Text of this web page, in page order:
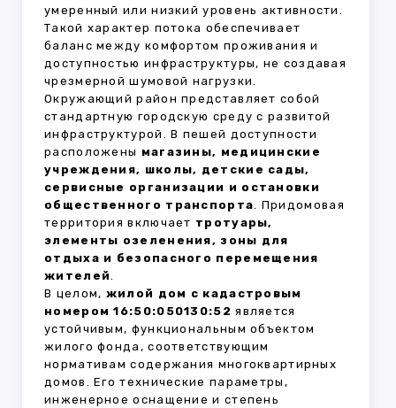
умеренный или низкий уровень активности.
Такой характер потока обеспечивает
баланс между комфортом проживания и
доступностью инфраструктуры, не создавая
чрезмерной шумовой нагрузки.
Окружающий район представляет собой
стандартную городскую среду с развитой
инфраструктурой. В пешей доступности
расположены магазины, медицинские
учреждения, школы, детские сады,
сервисные организации и остановки
общественного транспорта. Придомовая
территория включает тротуары,
элементы озеленения, зоны для
отдыха и безопасного перемещения
жителей.
В целом, жилой дом с кадастровым
номером 16:50:050130:52 является
устойчивым, функциональным объектом
жилого фонда, соответствующим
нормативам содержания многоквартирных
домов. Его технические параметры,
инженерное оснащение и степень